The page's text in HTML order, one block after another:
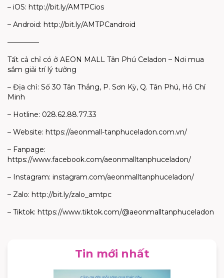
– iOS: http://bit.ly/AMTPCios
– Android: http://bit.ly/AMTPCandroid
————–
Tất cả chỉ có ở AEON MALL Tân Phú Celadon – Nơi mua
sắm giải trí lý tưởng
– Địa chỉ: Số 30 Tân Thắng, P. Sơn Kỳ, Q. Tân Phú, Hồ Chí
Minh
– Hotline: 028.62.88.77.33
– Website: https://aeonmall-tanphuceladon.com.vn/
– Fanpage:
https://www.facebook.com/aeonmalltanphuceladon/
– Instagram: instagram.com/aeonmalltanphuceladon/
– Zalo: http://bit.ly/zalo_amtpc
– Tiktok: https://www.tiktok.com/@aeonmalltanphuceladon
Tin mới nhất